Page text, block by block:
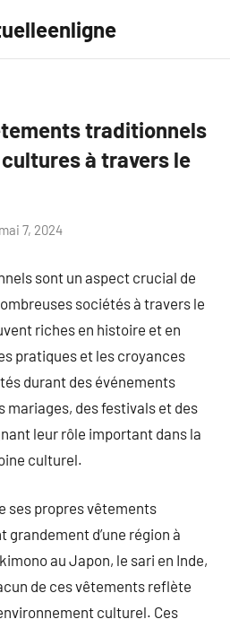
traditionnels
à travers le
mai 7, 2024
sont un aspect crucial de
sociétés à travers le
riches en histoire et en
pratiques et les croyances
durant des événements
mariages, des festivals et des
leur rôle important dans la
culturel.
ses propres vêtements
d’une région à
au Japon, le sari en Inde,
de ces vêtements reflète
culturel. Ces